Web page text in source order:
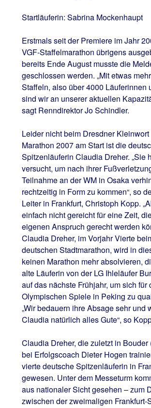
Startläuferin: Sabrina Mockenhaupt
Erstmals seit der Premiere im Jahr
VGF-Staffelmarathon übrigens
bereits Ende August musste die
geschlossen werden. „Mit etwas
Staffeln, also über 4000 Läuferinnen
sind wir an unserer aktuellen
sagt Renndirektor Jo Schindler.
Leider nicht beim Dresdner Kleinwort
Marathon 2007 am Start ist die
Spitzenläuferin Claudia Dreher. „Sie
versucht, um nach ihrer
Teilnahme an der WM in Osaka
rechtzeitig in Form zu kommen“, so
Leiter in Frankfurt, Christoph Kopp.
einfach nicht gereicht für eine Zeit,
eigenen Anspruch gerecht werden
Claudia Dreher, im Vorjahr Vierte
deutschen Stadtmarathon, wird in
keinen Marathon mehr absolvieren,
alte Läuferin von der LG Ihleläufer
auf das nächste Frühjahr, um sich für
Olympischen Spiele in Peking zu
„Wir bedauern ihre Absage sehr und
Claudia natürlich alles Gute“, so
Claudia Dreher, die zuletzt in Bouder
bei Erfolgscoach Dieter Hogen
vierte deutsche Spitzenläuferin in
gewesen. Unter dem Messeturm
aus nationaler Sicht gesehen – zum
zwischen der zweimaligen Frankfurt-